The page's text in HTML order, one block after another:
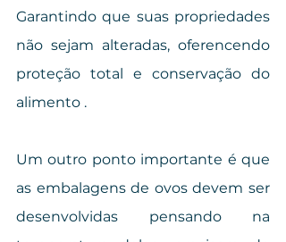
Garantindo que suas propriedades
não sejam alteradas, oferencendo
proteção total e conservação do
alimento .
Um outro ponto importante é que
as embalagens de ovos devem ser
desenvolvidas pensando na